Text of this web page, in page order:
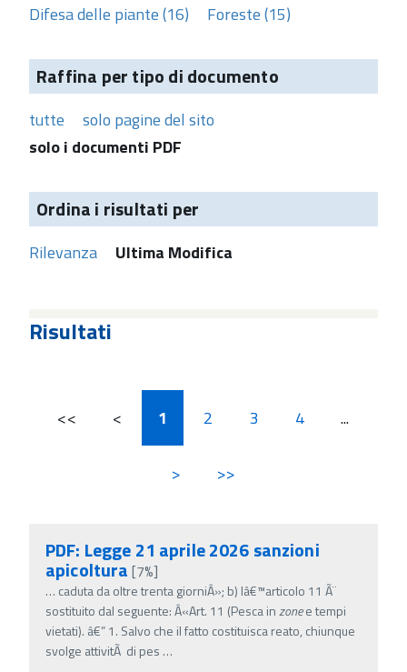
Difesa delle piante (16)
Foreste (15)
Raffina per tipo di documento
tutte
solo pagine del sito
solo i documenti PDF
Ordina i risultati per
Rilevanza Ultima Modifica
Risultati
<< < 1 2 3 4 ...
> >>
PDF: Legge 21 aprile 2026 sanzioni
apicoltura [7%]
… caduta da oltre trenta giorniÂ»; b) lâ€™articolo 11 Ã¨
sostituito dal seguente: Â«Art. 11 (Pesca inzonee tempi
vietati). â€” 1. Salvo che il fatto costituisca reato, chiunque
svolge attivitÃ di pes …